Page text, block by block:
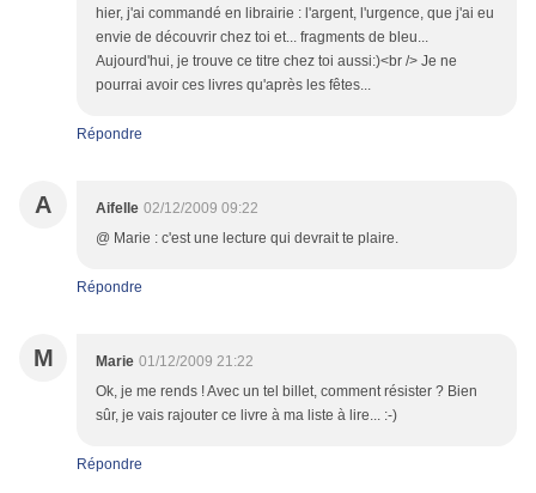
hier, j'ai commandé en librairie : l'argent, l'urgence, que j'ai eu
envie de découvrir chez toi et... fragments de bleu...
Aujourd'hui, je trouve ce titre chez toi aussi:)<br /> Je ne
pourrai avoir ces livres qu'après les fêtes...
Répondre
A Aifelle 02/12/2009 09:22
@ Marie : c'est une lecture qui devrait te plaire.
Répondre
M Marie 01/12/2009 21:22
Ok, je me rends ! Avec un tel billet, comment résister ? Bien
sûr, je vais rajouter ce livre à ma liste à lire... :-)
Répondre